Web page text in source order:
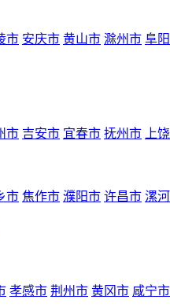
市 安庆市 黄山市 滁州市 阜
市 吉安市 宜春市 抚州市 上
市 焦作市 濮阳市 许昌市 漯
孝感市 荆州市 黄冈市 咸宁市